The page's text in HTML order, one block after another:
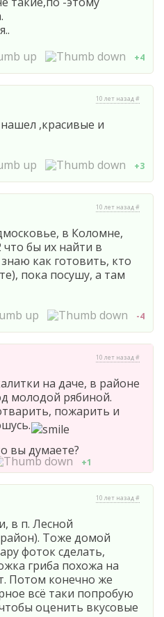
+4
10 лет назад #
нашел ,красивые и
+3
10 лет назад #
в Коломне,
что бы их найти в
как готовить, кто
пока посушу, а там
-4
10 лет назад #
на даче, в районе
молодой рябиной.
пожарить и
вы думаете?
+1
10 лет назад #
в п. Лесной
Тоже домой
фоток сделать,
гриба похожа на
Потом конечно же
всё таки попробую
оценить вкусовые